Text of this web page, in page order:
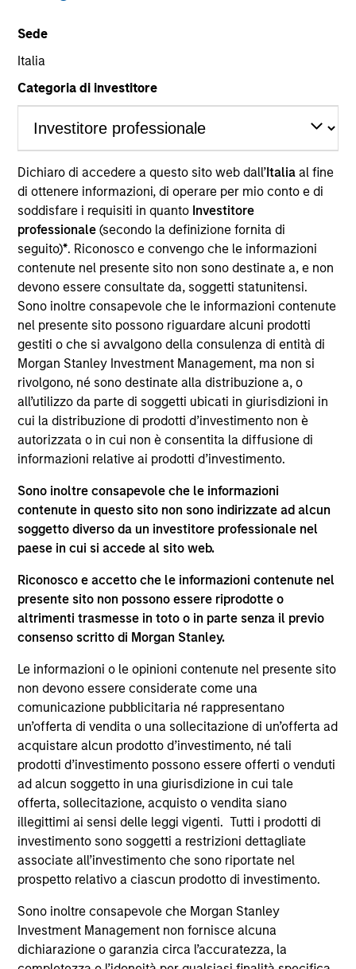
Sede
Italia
Categoria di investitore
Dichiaro di accedere a questo sito web dall’Italia al fine
di ottenere informazioni, di operare per mio conto e di
soddisfare i requisiti in quanto Investitore
professionale(secondo la definizione fornita di
seguito)*. Riconosco e convengo che le informazioni
contenute nel presente sito non sono destinate a, e non
devono essere consultate da, soggetti statunitensi.
Sono inoltre consapevole che le informazioni contenute
nel presente sito possono riguardare alcuni prodotti
gestiti o che si avvalgono della consulenza di entità di
Morgan Stanley Investment Management, ma non si
rivolgono, né sono destinate alla distribuzione a, o
all’utilizzo da parte di soggetti ubicati in giurisdizioni in
cui la distribuzione di prodotti d’investimento non è
autorizzata o in cui non è consentita la diffusione di
informazioni relative ai prodotti d’investimento.
Sono inoltre consapevole che le informazioni
contenute in questo sito non sono indirizzate ad alcun
soggetto diverso da un investitore professionale nel
paese in cui si accede al sito web.
Riconosco e accetto che le informazioni contenute nel
presente sito non possono essere riprodotte o
altrimenti trasmesse in toto o in parte senza il previo
consenso scritto di Morgan Stanley.
Le informazioni o le opinioni contenute nel presente sito
non devono essere considerate come una
comunicazione pubblicitaria né rappresentano
un’offerta di vendita o una sollecitazione di un’offerta ad
acquistare alcun prodotto d’investimento, né tali
prodotti d’investimento possono essere offerti o venduti
ad alcun soggetto in una giurisdizione in cui tale
offerta, sollecitazione, acquisto o vendita siano
illegittimi ai sensi delle leggi vigenti. Tutti i prodotti di
investimento sono soggetti a restrizioni dettagliate
associate all’investimento che sono riportate nel
prospetto relativo a ciascun prodotto di investimento.
Sono inoltre consapevole che Morgan Stanley
Investment Management non fornisce alcuna
dichiarazione o garanzia circa l’accuratezza, la
Rendimenti nell’anno solare.
*Devise de référence du fonds
Il presente materiale contiene informazioni relative ai
Comparti di Morgan Stanley Investment Funds, una
società di investimento a capitale variabile di diritto
lussemburghese. (la “Società”) è registrata nel
Granducato di Lussemburgo come organismo
d’investimento collettivo ai sensi della Parte 1 della Legge
del 17 dicembre 2010 e successive modifiche. La Società è
un organismo d’investimento collettivo in valori mobiliari
(“OICVM”).
Prima dell’adesione ai comparti, le richieste di
partecipazione non devono essere presentate senza aver
consultato l’ultima versione del Prospetto Informativo, del
documento contenente informazioni chiave (“KID”) o del
documento contenente informazioni chiave per gli
investitori (“KIID”), della relazione annuale e della
relazione semestrale (“Documenti di offerta”) o altri
documenti disponibili sul sito
https://www.morganstanley.com/im/msinvf/index.html
a titolo gratuito presso la Sede legale all’indirizzo
L-2633 Senningerberg, R.C.S. Lussemburgo B 29 192.
Le informazioni relative agli aspetti di sostenibilità del
Comparto e una sintesi dei diritti degli investitori sono
disponibili sul sito web sopra indicato.
Inoltre, gli investitori italiani sono invitati a prendere
visione del “Modulo completo di sottoscrizione” (Extended
Application Form), mentre la sezione “Informazioni
supplementari per Hong Kong” (“Additional Information for
Hong Kong Investors”) all’interno del Prospetto riguarda
in lingua tedesca del Prospetto Informativo, del
documento contenente informazioni chiave per gli
investitori (KID o KIID), dello statuto e delle relazioni
annuali e semestrali e ulteriori informazioni possono
essere ottenute dal rappresentante in Svizzera. Il
rappresentante in Svizzera è Carnegie Fund Services S.A.,
11, rue du Général-Dufour, 1204 Ginevra. L’agente pagatore
in Svizzera è Banque Cantonale de Genève, 17, quai de l’Ile,
1204 Ginevra.
Se la società di gestione del Comparto in questione decide
di cessare l’accordo di commercializzazione del Comparto
in un Paese del SEE in cui esso è registrato per la vendita,
lo farà nel rispetto delle norme OICVM.
rinvia alla pagina delGlossario.
Tutti i dati di performance sono calcolati in base al valore
del patrimonio netto (NAV), al netto delle spese, e non